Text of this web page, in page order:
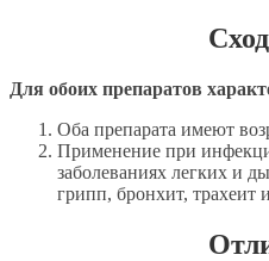
Для обоих препаратов
Оба препарата имеют
Применение при
заболеваниях легких и
грипп, бронхит, трахеит